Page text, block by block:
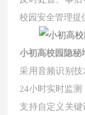
校园安全管理提
小初高校园隐秘
采用音频识别
24小时实时监测
支持自定义关